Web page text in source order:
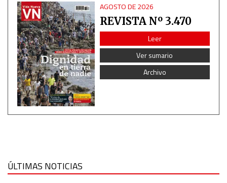
AGOSTO DE 2026
REVISTA Nº 3.470
Leer
Ver sumario
Archivo
ÚLTIMAS NOTICIAS